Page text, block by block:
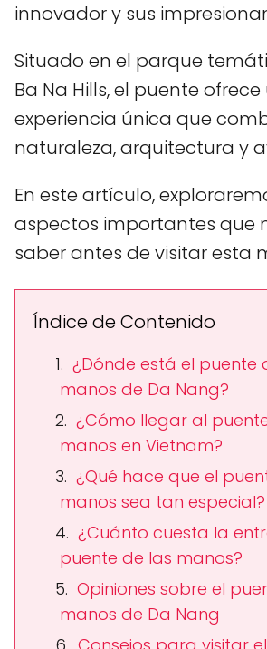
innovador y sus
Situado en el parque
Ba Na Hills, el puente
experiencia única que
naturaleza, arquitectura y
En este artículo,
aspectos importantes que
saber antes de visitar esta
Índice de Contenido
¿Dónde está el puente
manos de Da Nang?
¿Cómo llegar al
manos en Vietnam?
¿Qué hace que el
manos sea tan especial?
¿Cuánto cuesta la
puente de las manos?
Opiniones sobre el
manos de Da Nang